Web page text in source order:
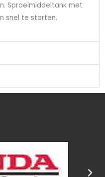
Sproeimiddeltank met
snel te starten.